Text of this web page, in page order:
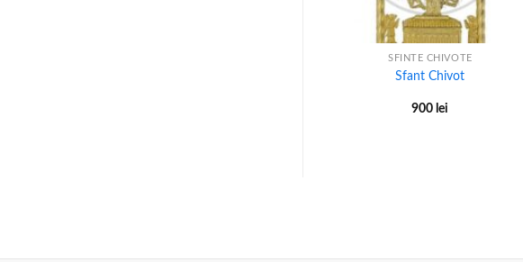
SFINTE CHIVOTE
Sfant Chivot
900 lei